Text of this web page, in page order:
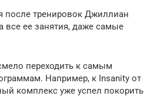
после тренировок Джиллиан
все ее занятия, даже самые
переходить к самым
Например, к Insanity от
комплекс уже успел покорить